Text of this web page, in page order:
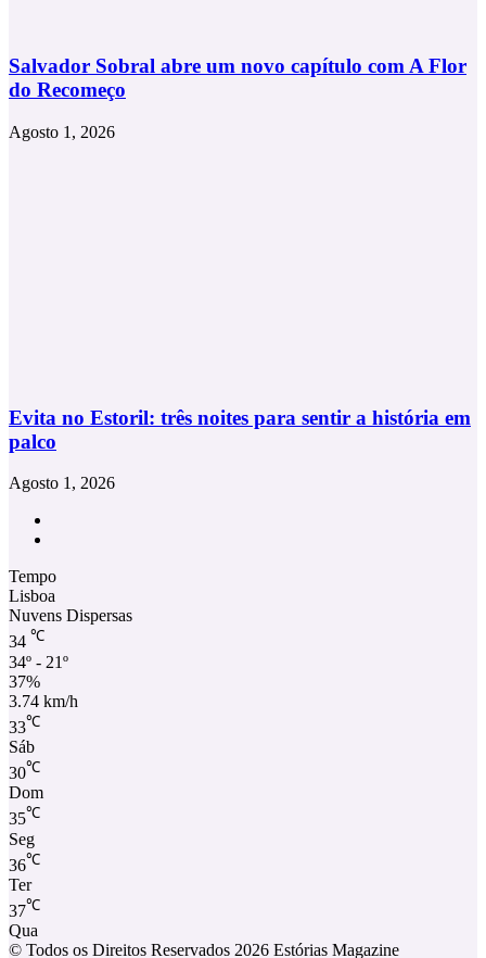
Salvador Sobral abre um novo capítulo com A Flor
do Recomeço
Agosto 1, 2026
Evita no Estoril: três noites para sentir a história em
palco
Agosto 1, 2026
Tempo
Lisboa
Nuvens Dispersas
34 ℃
34º - 21º
37%
3.74 km/h
33℃
Sáb
30℃
Dom
35℃
Seg
36℃
Ter
37℃
Qua
© Todos os Direitos Reservados 2026 Estórias Magazine